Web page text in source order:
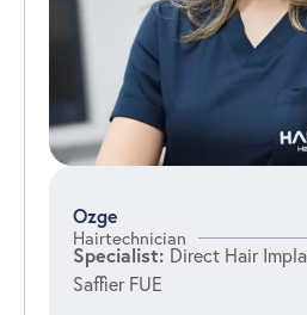
Ozge
Hairtechnician
Specialist: Direct Hair
Saffier FUE